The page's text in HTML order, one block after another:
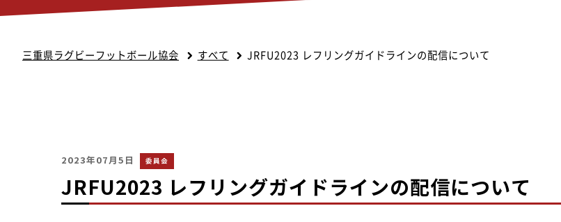
三重県ラグビーフットボール協会 すべて JRFU2023 レフリングガイドラインの配信について
2023年07月5日 委員会
JRFU2023 レフリングガイドラインの配信について